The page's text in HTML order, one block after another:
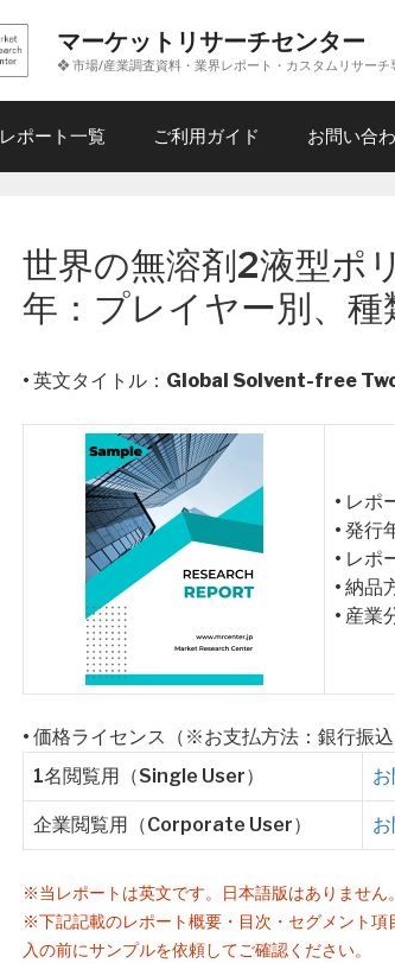
マーケットリサーチセンター
❖ 市場/産業調査資料・業界レポート・カスタムリサーチ
レポート一覧 ご利用ガイド お問い合
世界の無溶剤2液型ポ
年：プレイヤー別、
• 英文タイトル： Global Solvent-free
• レポ
• 発行
• レポ
• 納品
• 産
• 価格ライセンス（※お支払方法：銀行振込
1名閲覧用（Single User）
企業閲覧用（Corporate User）
※当レポートは英文です。日本語版はありません。
※下記記載のレポート概要・目次・セグメント
入の前にサンプルを依頼してご確認ください。